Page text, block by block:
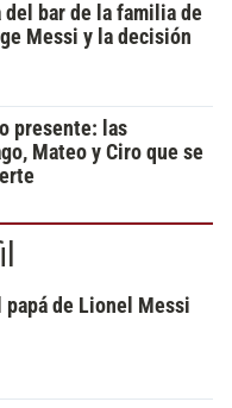
del bar de la familia de
Messi y la decisión
presente: las
Mateo y Ciro que se
de Lionel Messi